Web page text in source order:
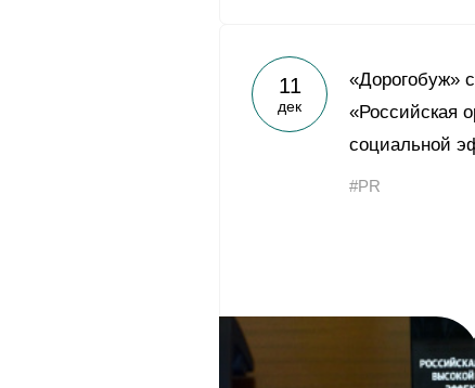
11
дек
«Дорогобуж»
«Российская
социальной
#PR